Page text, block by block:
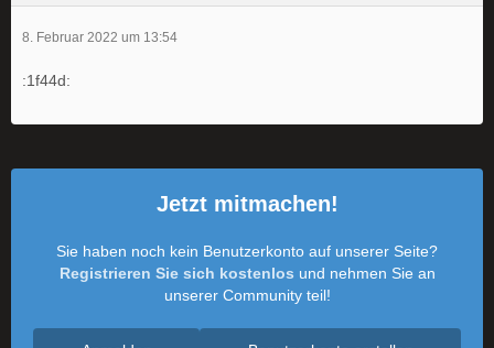
8. Februar 2022 um 13:54
:1f44d:
Jetzt mitmachen!
Sie haben noch kein Benutzerkonto auf unserer Seite?
Registrieren Sie sich kostenlos und nehmen Sie an
unserer Community teil!